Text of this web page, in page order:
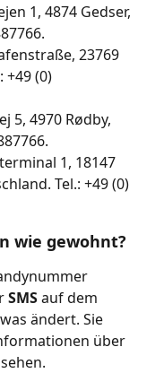
1, 4874 Gedser,
23769
+49 (0)
5, 4970 Rødby,
1, 18147
Tel.: +49 (0)
wie gewohnt?
SMS auf dem
ändert. Sie
über